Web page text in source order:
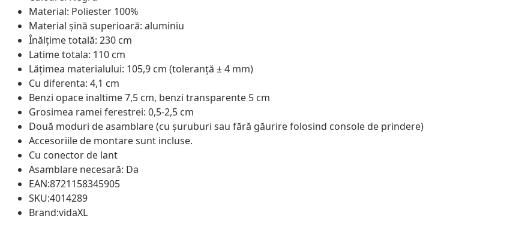
Material: Poliester 100%
Material șină superioară: aluminiu
Înălțime totală: 230 cm
Latime totala: 110 cm
Lățimea materialului: 105,9 cm (toleranță ± 4 mm)
Cu diferenta: 4,1 cm
Benzi opace inaltime 7,5 cm, benzi transparente 5 cm
Grosimea ramei ferestrei: 0,5-2,5 cm
Două moduri de asamblare (cu șuruburi sau fără găurire folosind console de prindere)
Accesoriile de montare sunt incluse.
Cu conector de lant
Asamblare necesară: Da
EAN:8721158345905
SKU:4014289
Brand:vidaXL